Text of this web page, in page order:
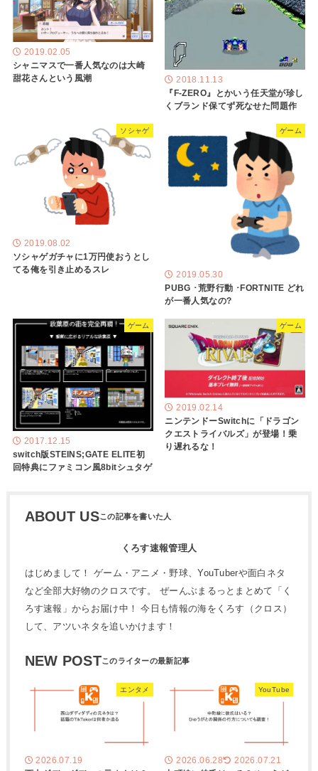
2019.02.05
シャニマスで一番人気なのは大崎
甜花さんという風潮
2018.11.13
『F-ZERO』とかいう任天堂が珍し
くブランド保てず死なせた問題作
ソシャゲ
2019.08.02
ソシャゲガチャに1万円使おうとし
てる俺を引き止めるスレ
ゲーム
2019.05.30
PUBG ･荒野行動 ･FORTNITE どれ
が一番人気なの?
ゲーム
2017.12.15
switch版STEINS;GATE ELITE初
回特典にファミコン風8bitシュタゲ
ゲーム
2019.02.14
ニンテンドーSwitchに「ドラゴン
クエストライバルズ」が登場！乗
り遅れるな！
ABOUT US
くろす速報管理人
はじめまして！ ゲーム・アニメ・野球、YouTuberや面白ネタ
など全部大好物のクロスです。 ぜーんぶまるっとまとめて「く
ろす速報」からお届け中！ 今日も情報の海をくろす（クロス）
して、アツいネタを追いかけます！
NEW POST
エンタメ
2026.07.19
YouTube
2026.06.28 2026.07.21